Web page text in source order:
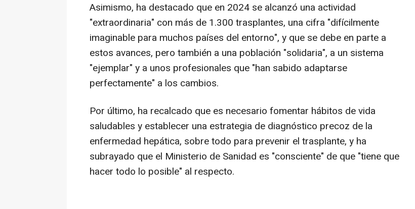
Asimismo, ha destacado que en 2024 se alcanzó una actividad
"extraordinaria" con más de 1.300 trasplantes, una cifra "difícilmente
imaginable para muchos países del entorno", y que se debe en parte a
estos avances, pero también a una población "solidaria", a un sistema
"ejemplar" y a unos profesionales que "han sabido adaptarse
perfectamente" a los cambios.
Por último, ha recalcado que es necesario fomentar hábitos de vida
saludables y establecer una estrategia de diagnóstico precoz de la
enfermedad hepática, sobre todo para prevenir el trasplante, y ha
subrayado que el Ministerio de Sanidad es "consciente" de que "tiene que
hacer todo lo posible" al respecto.